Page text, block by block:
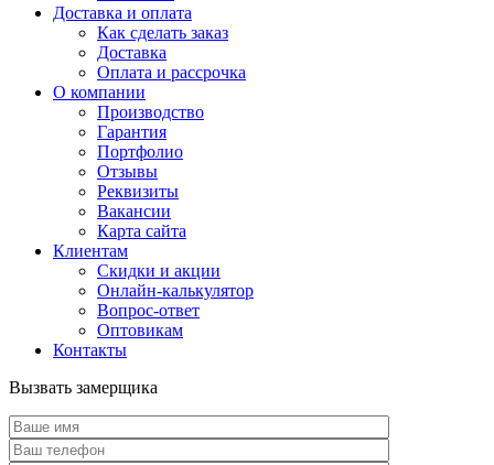
Доставка и оплата
Как сделать заказ
Доставка
Оплата и рассрочка
О компании
Производство
Гарантия
Портфолио
Отзывы
Реквизиты
Вакансии
Карта сайта
Клиентам
Скидки и акции
Онлайн-калькулятор
Вопрос-ответ
Оптовикам
Контакты
Вызвать замерщика